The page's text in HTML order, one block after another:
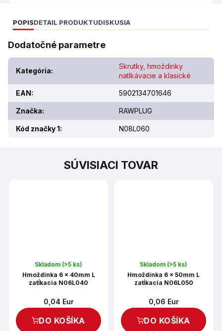
POPISDETAIL PRODUKTUDISKUSIA
Dodatočné parametre
Kategória:
Skrutky, hmoždinky
natlkávacie a klasické
EAN: 5902134701646
Značka: RAWPLUG
Kód značky 1: N08L060
SÚVISIACI TOVAR
Skladom (>5 ks)
Hmoždinka 6 x 40mm L
zatĺkacia N06L040
0,04 Eur
DO KOŠÍKA
Skladom (>5 ks)
Hmoždinka 6 x 50mm L
zatĺkacia N06L050
0,06 Eur
DO KOŠÍKA